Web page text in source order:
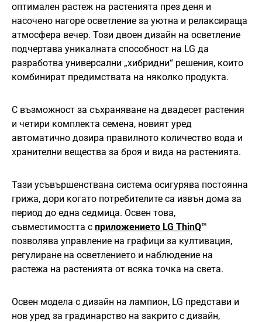
оптимален растеж на растенията през деня и
насочено нагоре осветление за уютна и релаксираща
атмосфера вечер. Този двоен дизайн на осветление
подчертава уникалната способност на LG да
разработва универсални „хибридни“ решения, които
комбинират предимствата на няколко продукта.
С възможност за съхраняване на двадесет растения
и четири комплекта семена, новият уред
автоматично дозира правилното количество вода и
хранителни вещества за броя и вида на растенията.
Тази усъвършенствана система осигурява постоянна
грижа, дори когато потребителите са извън дома за
период до една седмица. Освен това,
съвместимостта с приложението LG ThinQ™
позволява управление на графици за култивация,
регулиране на осветлението и наблюдение на
растежа на растенията от всяка точка на света.
Освен модела с дизайн на лампион, LG представи и
нов уред за градинарство на закрито с дизайн,